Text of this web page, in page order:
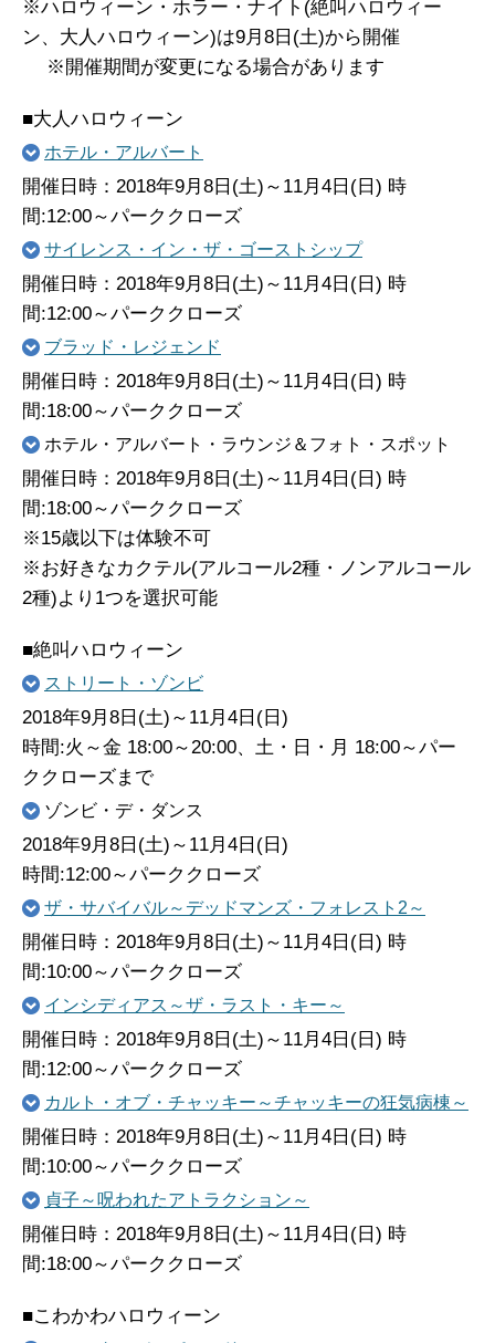
※ハロウィーン・ホラー・ナイト(絶叫ハロウィー
ン、大人ハロウィーン)は9月8日(土)から開催
※開催期間が変更になる場合があります
■大人ハロウィーン
ホテル・アルバート
開催日時：2018年9月8日(土)～11月4日(日) 時
間:12:00～パーククローズ
サイレンス・イン・ザ・ゴーストシップ
開催日時：2018年9月8日(土)～11月4日(日) 時
間:12:00～パーククローズ
ブラッド・レジェンド
開催日時：2018年9月8日(土)～11月4日(日) 時
間:18:00～パーククローズ
ホテル・アルバート・ラウンジ＆フォト・スポット
開催日時：2018年9月8日(土)～11月4日(日) 時
間:18:00～パーククローズ
※15歳以下は体験不可
※お好きなカクテル(アルコール2種・ノンアルコール
2種)より1つを選択可能
■絶叫ハロウィーン
ストリート・ゾンビ
2018年9月8日(土)～11月4日(日)
時間:火～金 18:00～20:00、土・日・月 18:00～パー
ククローズまで
ゾンビ・デ・ダンス
2018年9月8日(土)～11月4日(日)
時間:12:00～パーククローズ
ザ・サバイバル～デッドマンズ・フォレスト2～
開催日時：2018年9月8日(土)～11月4日(日) 時
間:10:00～パーククローズ
インシディアス～ザ・ラスト・キー～
開催日時：2018年9月8日(土)～11月4日(日) 時
間:12:00～パーククローズ
カルト・オブ・チャッキー～チャッキーの狂気病棟～
開催日時：2018年9月8日(土)～11月4日(日) 時
間:10:00～パーククローズ
貞子～呪われたアトラクション～
開催日時：2018年9月8日(土)～11月4日(日) 時
間:18:00～パーククローズ
■こわかわハロウィーン